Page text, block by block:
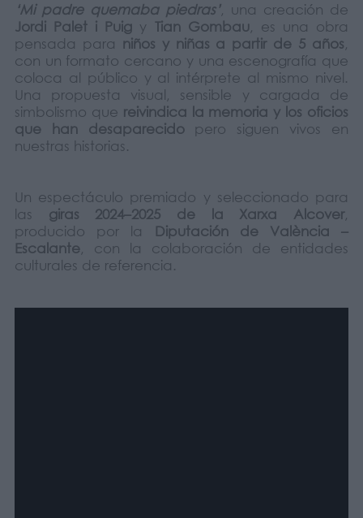
‘Mi padre quemaba piedras’, una creación de
Jordi Palet i Puig y Tian Gombau, es una obra
pensada para niños y niñas a partir de 5 años,
con un formato cercano y una escenografía que
coloca al público y al intérprete al mismo nivel.
Una propuesta visual, sensible y cargada de
simbolismo que reivindica la memoria y los oficios
que han desaparecidopero siguen vivos en
nuestras historias.
Un espectáculo premiado y seleccionado para
las giras 2024–2025 de la Xarxa Alcover,
producido por la
Diputación de València –
Escalante, con la colaboración de entidades
culturales de referencia.